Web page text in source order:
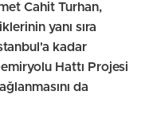
Cahit Turhan,
yanı sıra
kadar
Hattı Projesi
da